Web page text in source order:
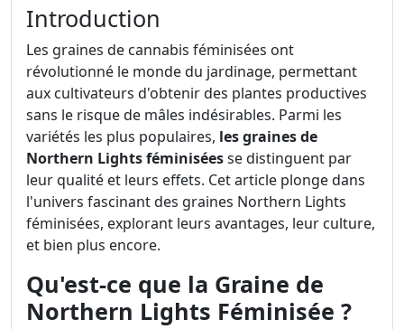
Introduction
Les graines de cannabis féminisées ont
révolutionné le monde du jardinage, permettant
aux cultivateurs d'obtenir des plantes productives
sans le risque de mâles indésirables. Parmi les
variétés les plus populaires, les graines de
Northern Lights féminiséesse distinguent par
leur qualité et leurs effets. Cet article plonge dans
l'univers fascinant des graines Northern Lights
féminisées, explorant leurs avantages, leur culture,
et bien plus encore.
Qu'est-ce que la Graine de
Northern Lights Féminisée ?